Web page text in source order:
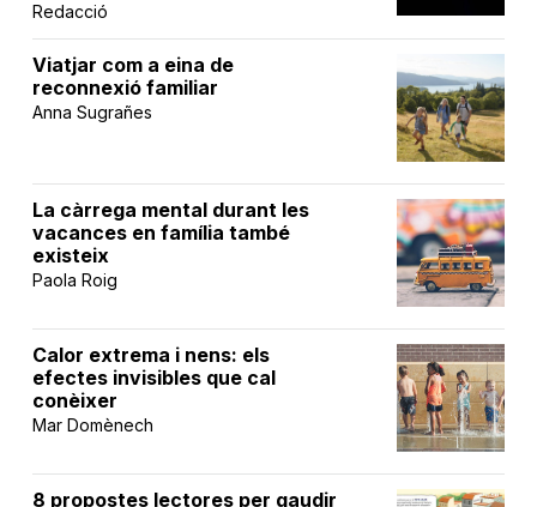
Redacció
Viatjar com a eina de
reconnexió familiar
Anna Sugrañes
La càrrega mental durant les
vacances en família també
existeix
Paola Roig
Calor extrema i nens: els
efectes invisibles que cal
conèixer
Mar Domènech
8 propostes lectores per gaudir